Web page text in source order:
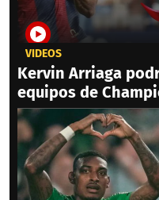
VIDEOS
Kervin Arriaga
equipos de